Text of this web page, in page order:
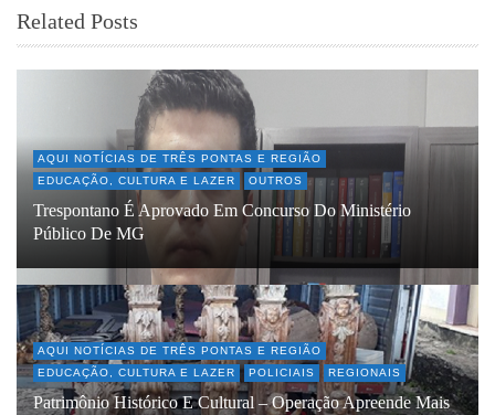
Related Posts
AQUI NOTÍCIAS DE TRÊS PONTAS E REGIÃO
EDUCAÇÃO, CULTURA E LAZER
OUTROS
Trespontano É Aprovado Em Concurso Do Ministério
Público De MG
AQUI NOTÍCIAS DE TRÊS PONTAS E REGIÃO
EDUCAÇÃO, CULTURA E LAZER
POLICIAIS REGIONAIS
Patrimônio Histórico E Cultural – Operação Apreende Mais